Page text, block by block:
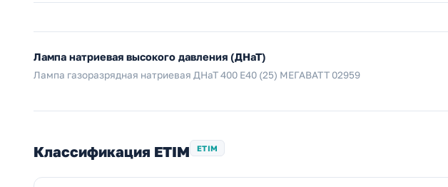
Лампа натриевая высокого давления (ДНаТ)
Лампа газоразрядная натриевая ДНаТ 400 E40 (25) МЕГАВАТТ 02959
Классификация ETIM ETIM